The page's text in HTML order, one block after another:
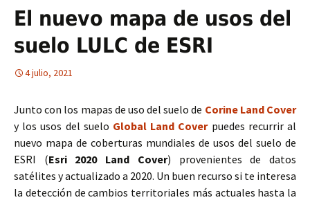
El nuevo mapa de usos del
suelo LULC de ESRI
4 julio, 2021
Junto con los mapas de uso del suelo de Corine Land Cover
y los usos del suelo Global Land Cover puedes recurrir al
nuevo mapa de coberturas mundiales de usos del suelo de
ESRI (Esri 2020 Land Cover) provenientes de datos
satélites y actualizado a 2020. Un buen recurso si te interesa
la detección de cambios territoriales más actuales hasta la